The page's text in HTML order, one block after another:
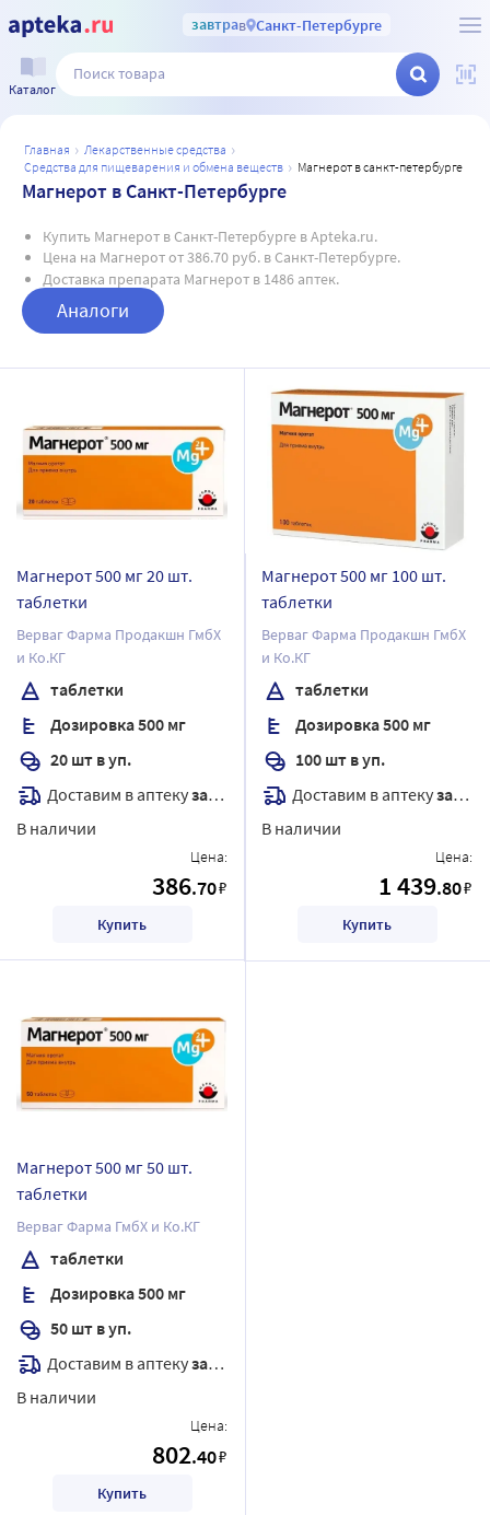
завтрав Санкт-Петербурге
Каталог
главная
лекарственные средства
средства для пищеварения и обмена веществ
магнерот в санкт-петербурге
Магнерот в Санкт-Петербурге
Купить Магнерот в Санкт-Петербурге в Apteka.ru.
Цена на Магнерот от 386.70 руб. в Санкт-Петербурге.
Доставка препарата Магнерот в 1486 аптек.
Аналоги
Магнерот 500 мг 20 шт.
таблетки
Верваг Фарма Продакшн ГмбХ
и Ко.КГ
таблетки
Дозировка 500 мг
20 шт в уп.
Доставим в аптекузавтра
В наличии
Цена:
386.70₽
Купить
Магнерот 500 мг 100 шт.
таблетки
Верваг Фарма Продакшн ГмбХ
и Ко.КГ
таблетки
Дозировка 500 мг
100 шт в уп.
Доставим в аптекузавтра
В наличии
Цена:
1 439.80₽
Купить
Магнерот 500 мг 50 шт.
таблетки
Верваг Фарма ГмбХ и Ко.КГ
таблетки
Дозировка 500 мг
50 шт в уп.
Доставим в аптекузавтра
В наличии
Цена:
802.40₽
Купить